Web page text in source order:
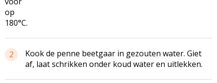
op
180°C.
2
Kook de penne beetgaar in gezouten water. Giet
af, laat schrikken onder koud water en uitlekken.